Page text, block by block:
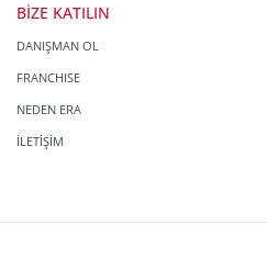
BİZE KATILIN
DANIŞMAN OL
FRANCHISE
NEDEN ERA
İLETİŞİM